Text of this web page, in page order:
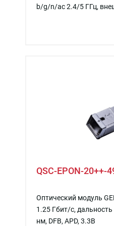
b/g/n/ac 2.4/5 ГГц,
QSC-EPON-20++-
Оптический модуль
1.25 Гбит/c, дальность
нм, DFB, APD, 3.3В